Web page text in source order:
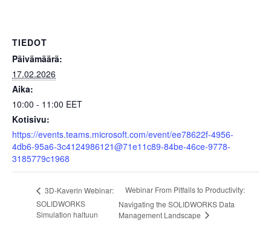
TIEDOT
Päivämäärä:
17.02.2026
Aika:
10:00 - 11:00 EET
Kotisivu:
https://events.teams.microsoft.com/event/ee78622f-4956-
4db6-95a6-3c4124986121@71e11c89-84be-46ce-9778-
3185779c1968
3D-Kaverin Webinar:
SOLIDWORKS
Simulation haltuun
Webinar From Pitfalls to Productivity:
Navigating the SOLIDWORKS Data
Management Landscape